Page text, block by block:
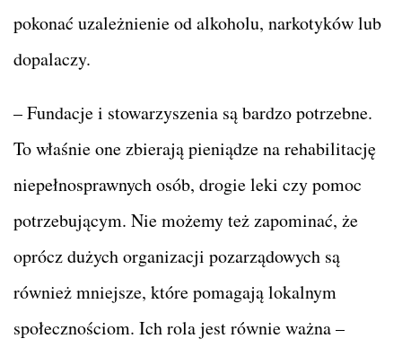
pokonać uzależnienie od alkoholu, narkotyków lub
dopalaczy.
– Fundacje i stowarzyszenia są bardzo potrzebne.
To właśnie one zbierają pieniądze na rehabilitację
niepełnosprawnych osób, drogie leki czy pomoc
potrzebującym. Nie możemy też zapominać, że
oprócz dużych organizacji pozarządowych są
również mniejsze, które pomagają lokalnym
społecznościom. Ich rola jest równie ważna –